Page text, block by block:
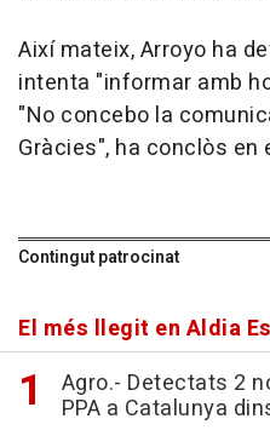
Així mateix, Arroyo ha
intenta "informar amb
"No concebo la
Gràcies", ha conclòs en
Contingut patrocinat
El més llegit en Aldia
Agro.- Detectats 2
PPA a Catalunya